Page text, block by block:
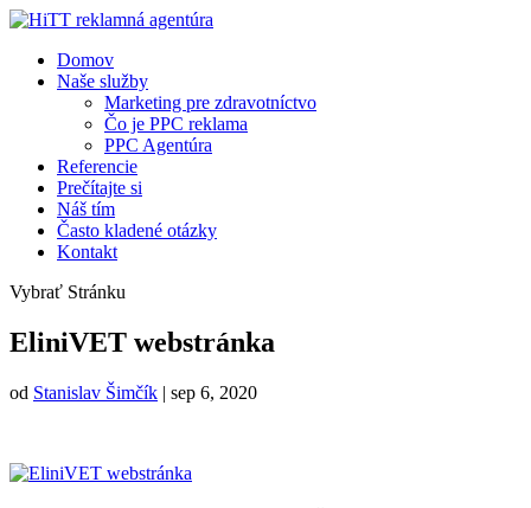
Domov
Naše služby
Marketing pre zdravotníctvo
Čo je PPC reklama
PPC Agentúra
Referencie
Prečítajte si
Náš tím
Často kladené otázky
Kontakt
Vybrať Stránku
EliniVET webstránka
od Stanislav Šimčík | sep 6, 2020